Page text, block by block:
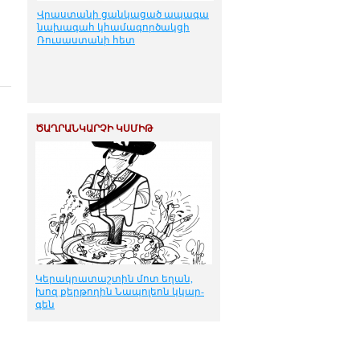
Վրաստանի ցանկացած ապագա
նախագահ կհամագործակցի
Ռուսաստանի հետ
ԾԱՂՐԱՆԿԱՐՉԻ ԿՍՄԻԹ
Կե­րակ­րա­տաշ­տին մոտ ե­ղան,
խոզ քեր­թո­ղին Նա­պո­լեոն կկար­
գեն